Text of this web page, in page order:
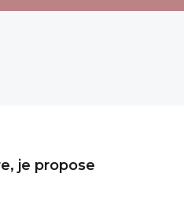
je propose